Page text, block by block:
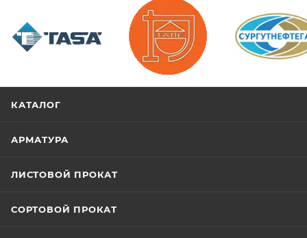
КАТАЛОГ
АРМАТУРА
ЛИСТОВОЙ ПРОКАТ
СОРТОВОЙ ПРОКАТ